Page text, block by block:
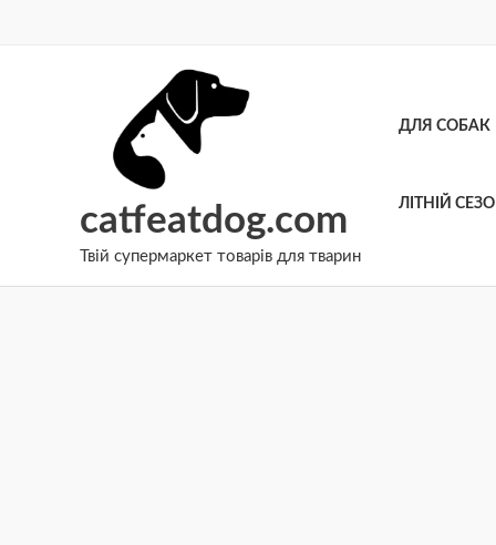
catfeatdog.com
Твій супермаркет товарів для тварин
ДЛЯ СОБАК
ЛІТНІЙ